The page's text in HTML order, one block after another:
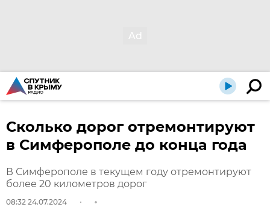
Сколько дорог отремонтируют
в Симферополе до конца года
В Симферополе в текущем году отремонтируют
более 20 километров дорог
08:32 24.07.2024